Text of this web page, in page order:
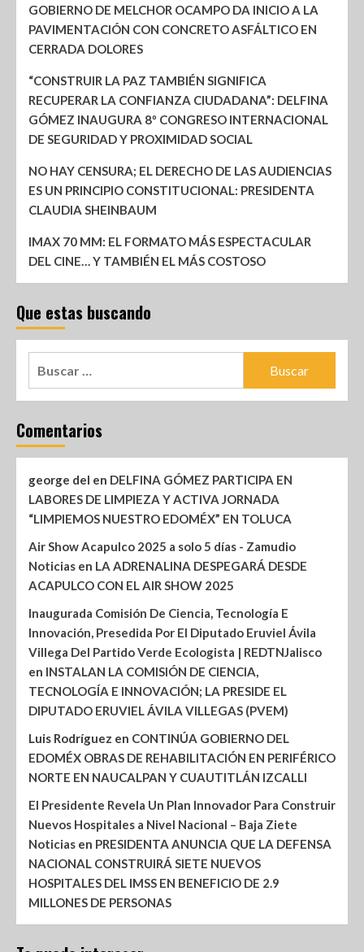
GOBIERNO DE MELCHOR OCAMPO DA INICIO A LA
PAVIMENTACIÓN CON CONCRETO ASFÁLTICO EN
CERRADA DOLORES
“CONSTRUIR LA PAZ TAMBIÉN SIGNIFICA
RECUPERAR LA CONFIANZA CIUDADANA”: DELFINA
GÓMEZ INAUGURA 8º CONGRESO INTERNACIONAL
DE SEGURIDAD Y PROXIMIDAD SOCIAL
NO HAY CENSURA; EL DERECHO DE LAS AUDIENCIAS
ES UN PRINCIPIO CONSTITUCIONAL: PRESIDENTA
CLAUDIA SHEINBAUM
IMAX 70 MM: EL FORMATO MÁS ESPECTACULAR
DEL CINE… Y TAMBIÉN EL MÁS COSTOSO
Que estas buscando
Comentarios
george del en DELFINA GÓMEZ PARTICIPA EN
LABORES DE LIMPIEZA Y ACTIVA JORNADA
“LIMPIEMOS NUESTRO EDOMÉX” EN TOLUCA
Air Show Acapulco 2025 a solo 5 días - Zamudio
Noticias en LA ADRENALINA DESPEGARÁ DESDE
ACAPULCO CON EL AIR SHOW 2025
Inaugurada Comisión De Ciencia, Tecnología E
Innovación, Presedida Por El Diputado Eruviel Ávila
Villega Del Partido Verde Ecologista | REDTNJalisco
en INSTALAN LA COMISIÓN DE CIENCIA,
TECNOLOGÍA E INNOVACIÓN; LA PRESIDE EL
DIPUTADO ERUVIEL ÁVILA VILLEGAS (PVEM)
Luis Rodríguez en CONTINÚA GOBIERNO DEL
EDOMÉX OBRAS DE REHABILITACIÓN EN PERIFÉRICO
NORTE EN NAUCALPAN Y CUAUTITLÁN IZCALLI
El Presidente Revela Un Plan Innovador Para Construir
Nuevos Hospitales a Nivel Nacional – Baja Ziete
Noticias en PRESIDENTA ANUNCIA QUE LA DEFENSA
NACIONAL CONSTRUIRÁ SIETE NUEVOS
HOSPITALES DEL IMSS EN BENEFICIO DE 2.9
MILLONES DE PERSONAS